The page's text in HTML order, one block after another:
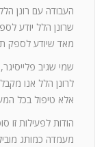
העבודה עם רונן
שרונן הלל יודע
מאד שיודע לספק
שמי שגיב
אלא טיפול בכל
הודות לפעילות
מעמדה כמותג